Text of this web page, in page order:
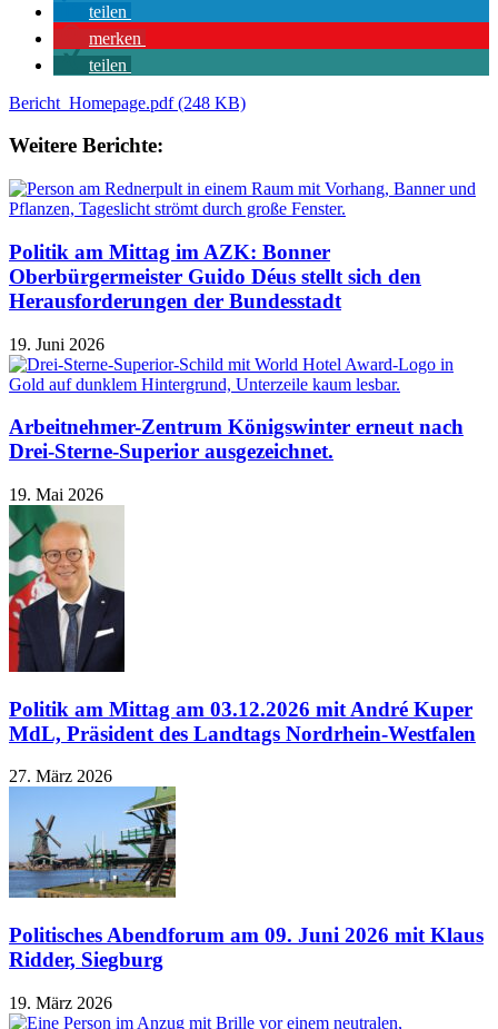
teilen
merken
teilen
Bericht_Homepage.pdf (248 KB)
Weitere Berichte:
Politik am Mittag im AZK: Bonner
Oberbürgermeister Guido Déus stellt sich den
Herausforderungen der Bundesstadt
19. Juni 2026
Arbeitnehmer-Zentrum Königswinter erneut nach
Drei-Sterne-Superior ausgezeichnet.
19. Mai 2026
Politik am Mittag am 03.12.2026 mit André Kuper
MdL, Präsident des Landtags Nordrhein-Westfalen
27. März 2026
Politisches Abendforum am 09. Juni 2026 mit Klaus
Ridder, Siegburg
19. März 2026